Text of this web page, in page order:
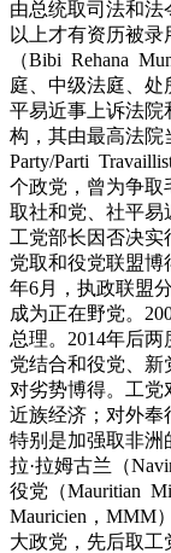
由总统取司法和
以上才有资历被
（Bibi Rehana
庭、中级法庭、处
平易近事上诉法院
构，其由最高法院
Party/Parti
个政党，曾为争取
取社和党、社平易
工党部长因否决实
党取和役党联盟博
年6月，执政联盟
成为正在野党。
总理。2014年后
党结合和役党、新
对劣势博得。工党
近族经济；对外奉
特别是加强取非洲
拉·拉姆古兰（
役党（Mauritian
Mauricien，MMM
大政党，先后取工